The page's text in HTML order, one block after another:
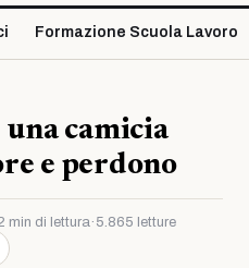
Formazione Scuola Lavoro
camicia
e perdono
min di lettura· 5.865 letture